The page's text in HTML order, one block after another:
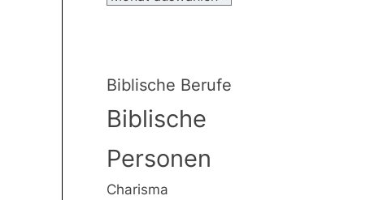
Biblische Berufe
Biblische
Personen
Charisma